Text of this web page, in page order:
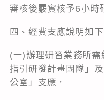
審核後覈實核予6小時
四、經費支應說明如下
(一)辦理研習業務所
指引研發計畫團隊」
公室」支應。